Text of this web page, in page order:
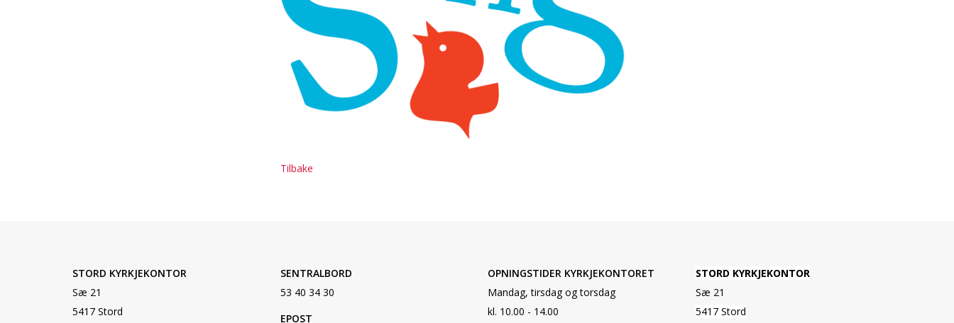
Tilbake
STORD KYRKJEKONTOR
Sæ 21
5417 Stord
SENTRALBORD
53 40 34 30
EPOST
OPNINGSTIDER KYRKJEKONTORET
Mandag, tirsdag og torsdag
kl. 10.00 - 14.00
STORD KYRKJEKONTOR
Sæ 21
5417 Stord